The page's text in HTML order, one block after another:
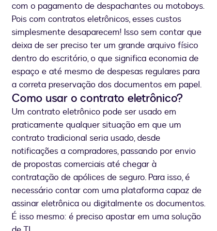
com o pagamento de despachantes ou motoboys.
Pois com contratos eletrônicos, esses custos
simplesmente desaparecem! Isso sem contar que
deixa de ser preciso ter um grande arquivo físico
dentro do escritório, o que significa economia de
espaço e até mesmo de despesas regulares para
a correta preservação dos documentos em papel.
Como usar o contrato eletrônico?
Um contrato eletrônico pode ser usado em
praticamente qualquer situação em que um
contrato tradicional seria usado, desde
notificações a compradores, passando por envio
de propostas comerciais até chegar à
contratação de apólices de seguro. Para isso, é
necessário contar com uma plataforma capaz de
assinar eletrônica ou digitalmente os documentos.
É isso mesmo: é preciso apostar em uma solução